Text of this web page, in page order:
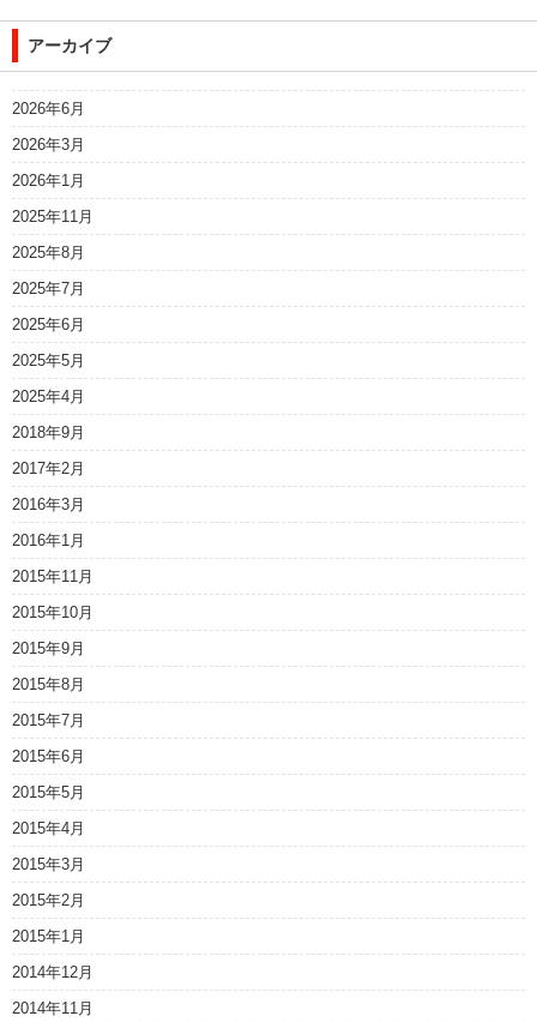
アーカイブ
2026年6月
2026年3月
2026年1月
2025年11月
2025年8月
2025年7月
2025年6月
2025年5月
2025年4月
2018年9月
2017年2月
2016年3月
2016年1月
2015年11月
2015年10月
2015年9月
2015年8月
2015年7月
2015年6月
2015年5月
2015年4月
2015年3月
2015年2月
2015年1月
2014年12月
2014年11月